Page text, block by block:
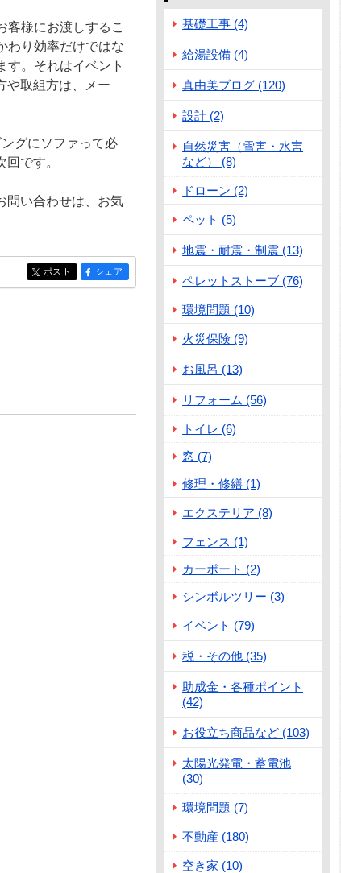
客様にお渡しするこ
わり効率だけではな
す。それはイベント
や取組方は、メー
グにソファって必
です。
問い合わせは、お気
entry719
ポスト entry719
シェア
基礎工事 (4)
給湯設備 (4)
真由美ブログ (120)
設計 (2)
自然災害（雪害・水害
など） (8)
ドローン (2)
ペット (5)
地震・耐震・制震 (13)
ペレットストーブ (76)
環境問題 (10)
火災保険 (9)
お風呂 (13)
リフォーム (56)
トイレ (6)
窓 (7)
修理・修繕 (1)
エクステリア (8)
フェンス (1)
カーポート (2)
シンボルツリー (3)
イベント (79)
税・その他 (35)
助成金・各種ポイント
(42)
お役立ち商品など (103)
太陽光発電・蓄電池
(30)
環境問題 (7)
不動産 (180)
空き家 (10)